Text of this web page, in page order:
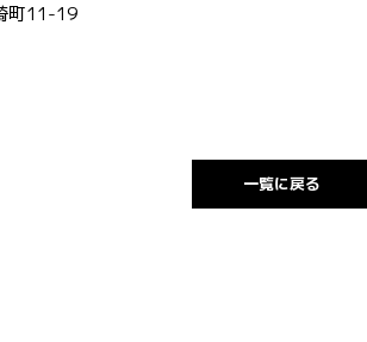
町11-19
一覧に戻る